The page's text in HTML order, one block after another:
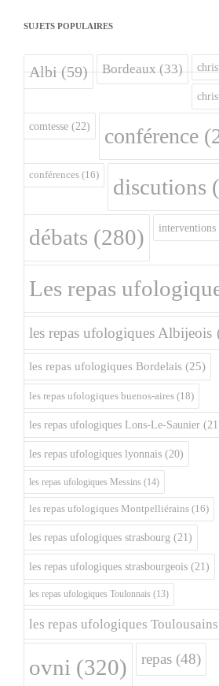
SUJETS POPULAIRES
Albi(59) Bordeaux(33)
comtesse (22) conférence
conférences (16) discutions
débats (280) interventions
Les repas
les repas ufologiques Albijeois
les repas ufologiques Bordelais (25)
les repas ufologiques buenos-aires (18)
les repas ufologiques Lons-Le-Saunier
les repas ufologiques lyonnais (20)
les repas ufologiques Messins (14)
les repas ufologiques Montpelliérains (16)
les repas ufologiques strasbourg (21)
les repas ufologiques strasbourgeois (21)
les repas ufologiques Toulonnais (13)
les repas ufologiques Toulousains
ovni (320) repas (48)